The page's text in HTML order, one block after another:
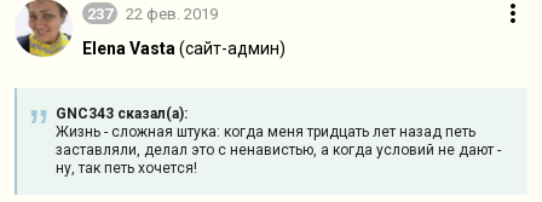
237 22 фев. 2019
Elena Vasta (сайт-админ)
GNC343 сказал(а):
Жизнь - сложная штука: когда меня тридцать лет назад петь
заставляли, делал это с ненавистью, а когда условий не дают -
ну, так петь хочется!